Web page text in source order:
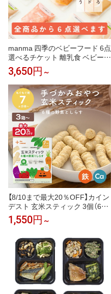
manma 四季のベビーフード 6点
選べるチケット 離乳食 ベビーフ
ード 福袋 はたけのみかた 5ヶ月
6ヶ月 7ヶ月 8ヶ月 9ヶ月 10ヶ月
11ヶ月 12ヶ月 おじや おかゆ お
かず 国産 レトルト マンマ 赤ち
ゃん セット パウチ まとめ買い
3,650円 ～
【8/10まで最大20％OFF】カイン
デスト 玄米スティック 3個（6種
の野菜としらす）7ヶ月頃から │
アレルギー28品目不使用 おやつ
食 ベビーフード the kindest
1,550円 ～